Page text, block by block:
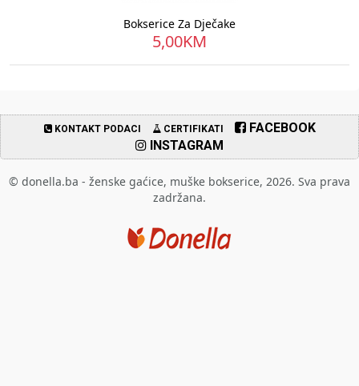
Bokserice Za Dječake
5,00KM
KONTAKT PODACI CERTIFIKATI
FACEBOOK
INSTAGRAM
© donella.ba - ženske gaćice, muške bokserice, 2026. Sva prava
zadržana.